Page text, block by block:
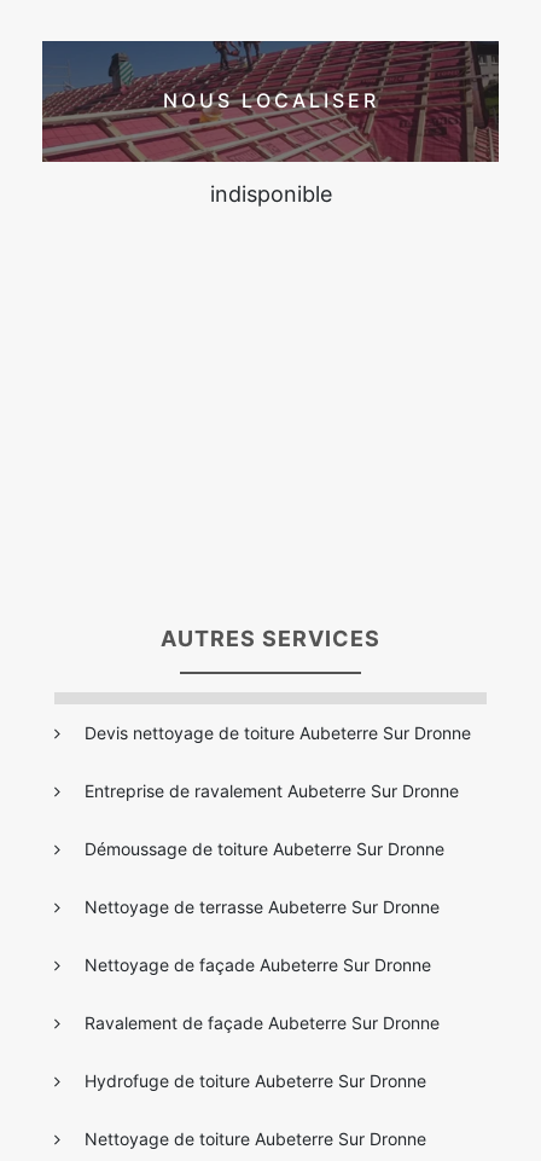
NOUS LOCALISER
indisponible
AUTRES SERVICES
Devis nettoyage de toiture Aubeterre Sur Dronne
Entreprise de ravalement Aubeterre Sur Dronne
Démoussage de toiture Aubeterre Sur Dronne
Nettoyage de terrasse Aubeterre Sur Dronne
Nettoyage de façade Aubeterre Sur Dronne
Ravalement de façade Aubeterre Sur Dronne
Hydrofuge de toiture Aubeterre Sur Dronne
Nettoyage de toiture Aubeterre Sur Dronne